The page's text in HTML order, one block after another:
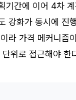
기간에 이어 4차
강화가 동시에 진
라 가격 메커니즘
위로 접근해야 한